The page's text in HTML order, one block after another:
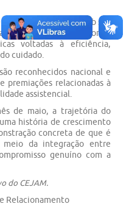
de 100 serviços sob sua
sua presença de forma
voltadas à eficiência,
cuidado.
reconhecidos nacional e
premiações relacionadas à
assistencial.
de maio, a trajetória do
história de crescimento
concreta de que é
da integração entre
genuíno com a
do CEJAM.
Relacionamento